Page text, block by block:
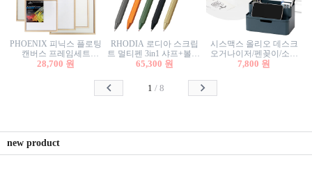
PHOENIX 피닉스 플로팅
캔버스 프레임세트
50x50cm/액자캔버스/인테
28,700 원
RHODIA 로디아 스크립
트 멀티펜 3in1 샤프+볼펜/
무광택 알루미늄 육각배
65,300 원
시스맥스 올리오 데스크
오거나이저/펜꽂이/소품
꽂이/소품함/정리함/수납
7,800 원
1 / 8
new product